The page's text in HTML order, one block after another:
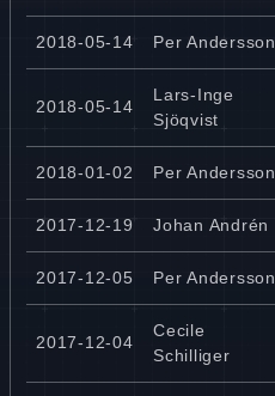
2018-05-14 Per Andersson
2018-05-14
Lars-Inge
Sjöqvist
2018-01-02 Per Andersson
2017-12-19 Johan Andrén
2017-12-05 Per Andersson
2017-12-04
Cecile
Schilliger